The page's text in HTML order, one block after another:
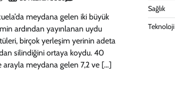
meydana gelen iki büyük
ardından yayınlanan uydu
birçok yerleşim yerinin adeta
silindiğini ortaya koydu. 40
arayla meydana gelen 7,2 ve […]
Sağlık
Teknoloji